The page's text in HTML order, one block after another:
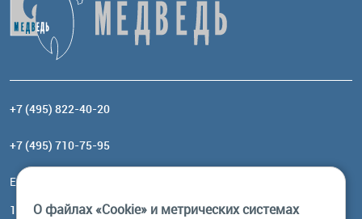
+7 (495) 822-40-20
+7 (495) 710-75-95
Email:
117485, Москва, ул. Профсоюзная, 84/32, корп 1
О файлах «Cookie» и метрических системах